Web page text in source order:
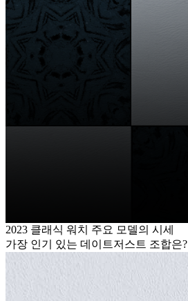
2023 클래식 워치 주요 모델의 시세
가장 인기 있는 데이트저스트 조합은?